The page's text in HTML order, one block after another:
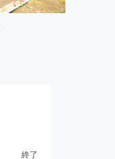
終了